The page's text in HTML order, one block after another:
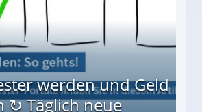
werden und Geld
↻ Täglich neue